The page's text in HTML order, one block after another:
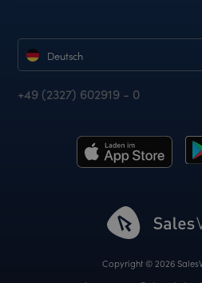
Deutsch
+49 (2327) 602919 - 0
Copyright © 2026